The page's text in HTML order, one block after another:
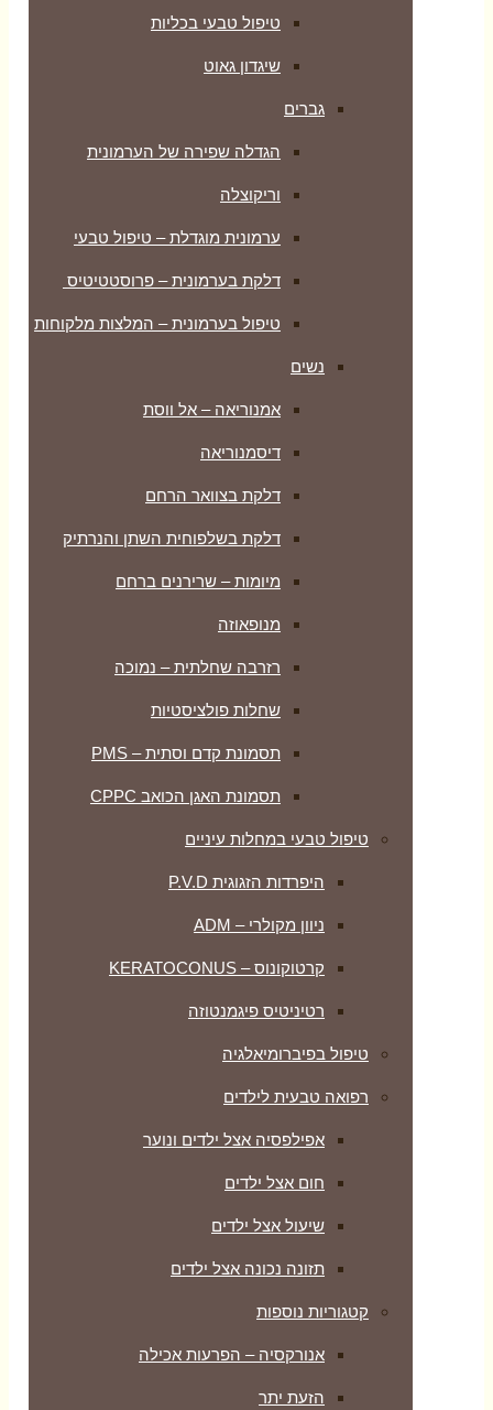
טיפול טבעי בכליות
שיגדון גאוט
גברים
הגדלה שפירה של הערמונית
וריקוצלה
ערמונית מוגדלת – טיפול טבעי
דלקת בערמונית – פרוסטטיטיס
טיפול בערמונית – המלצות מלקוחות
נשים
אמנוריאה – אל ווסת
דיסמנוריאה
דלקת בצוואר הרחם
דלקת בשלפוחית השתן והנרתיק
מיומות – שרירנים ברחם
מנופאוזה
רזרבה שחלתית – נמוכה
שחלות פולציסטיות
תסמונת קדם וסתית – PMS
תסמונת האגן הכואב CPPC
טיפול טבעי במחלות עיניים
היפרדות הזגוגית P.V.D
ניוון מקולרי – ADM
קרטוקונוס – KERATOCONUS
רטיניטיס פיגמנטוזה
טיפול בפיברומיאלגיה
רפואה טבעית לילדים
אפילפסיה אצל ילדים ונוער
חום אצל ילדים
שיעול אצל ילדים
תזונה נכונה אצל ילדים
קטגוריות נוספות
אנורקסיה – הפרעות אכילה
הזעת יתר